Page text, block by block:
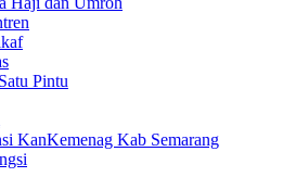
Pintu
KanKemenag Kab Semarang